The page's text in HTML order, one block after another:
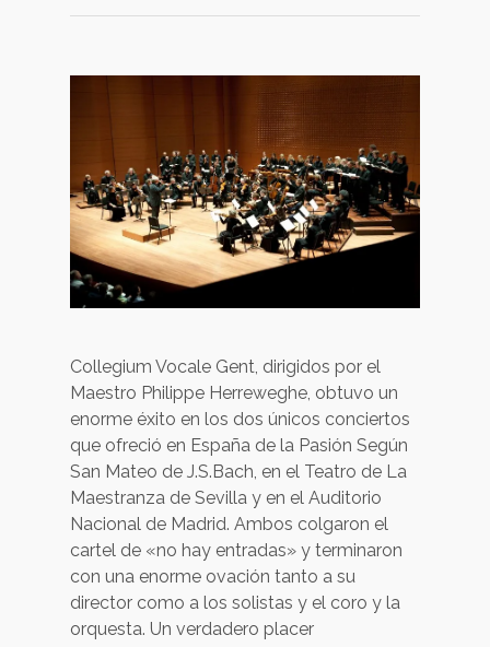
Collegium Vocale Gent, dirigidos por el
Maestro Philippe Herreweghe, obtuvo un
enorme éxito en los dos únicos conciertos
que ofreció en España de la Pasión Según
San Mateo de J.S.Bach, en el Teatro de La
Maestranza de Sevilla y en el Auditorio
Nacional de Madrid. Ambos colgaron el
cartel de «no hay entradas» y terminaron
con una enorme ovación tanto a su
director como a los solistas y el coro y la
orquesta. Un verdadero placer